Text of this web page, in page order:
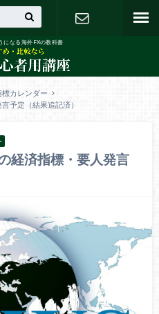
になる海外FXの教科書
標カレンダー
予定（結果追記済）
経済指標・要人発言